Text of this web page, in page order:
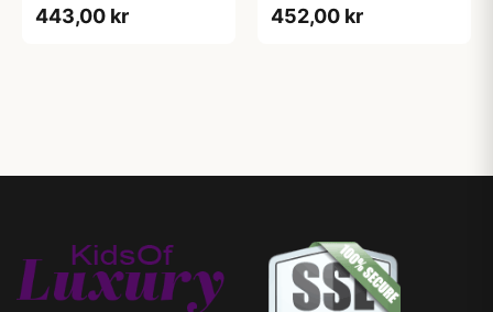
443,00 kr 452,00 kr